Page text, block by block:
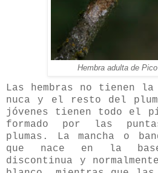
Hembra adulta de
Las hembras no tienen
nuca y el resto del
jóvenes tienen todo el
formado por las
plumas. La mancha o
que nace en la
discontinua y